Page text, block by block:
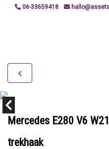
06-33659418
Mercedes E280 V6
trekhaak